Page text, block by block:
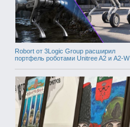
Robort от 3Logic Group расширил
портфель роботами Unitree A2 и A2-W